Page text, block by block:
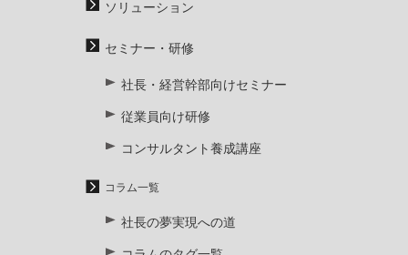
ソリューション
セミナー・研修
社長・経営幹部向けセミナー
従業員向け研修
コンサルタント養成講座
コラム一覧
社長の夢実現への道